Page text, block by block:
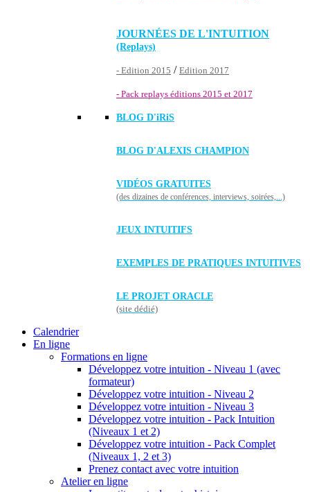
JOURNÉES DE L'INTUITION
(Replays)
- Edition 2015 / Edition 2017
- Pack replays éditions 2015 et 2017
BLOG D'iRiS
BLOG D'ALEXIS CHAMPION
VIDÉOS GRATUITES
(des dizaines de conférences, interviews, soirées,...)
JEUX INTUITIFS
EXEMPLES DE PRATIQUES INTUITIVES
LE PROJET ORACLE
(site dédié)
Calendrier
En ligne
Formations en ligne
Développez votre intuition - Niveau 1 (avec
formateur)
Développez votre intuition - Niveau 2
Développez votre intuition - Niveau 3
Développez votre intuition - Pack Intuition
(Niveaux 1 et 2)
Développez votre intuition - Pack Complet
(Niveaux 1, 2 et 3)
Prenez contact avec votre intuition
Atelier en ligne